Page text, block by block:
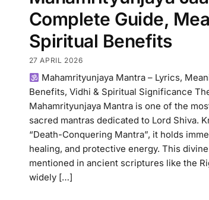
Complete Guide,
Spiritual Benefits
27 APRIL 2026
Mahamrityunjaya Mantra – Lyrics,
Benefits, Vidhi & Spiritual Significance
Mahamrityunjaya Mantra is one of the
sacred mantras dedicated to Lord Shiva.
“Death-Conquering Mantra”, it holds
healing, and protective energy. This
mentioned in ancient scriptures like the
widely […]